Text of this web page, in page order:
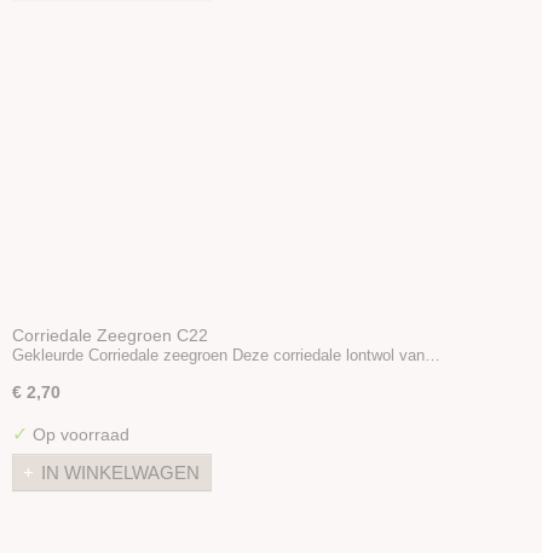
Corriedale Zeegroen C22
Gekleurde Corriedale zeegroen Deze corriedale lontwol van…
€ 2,70
✓ Op voorraad
IN WINKELWAGEN